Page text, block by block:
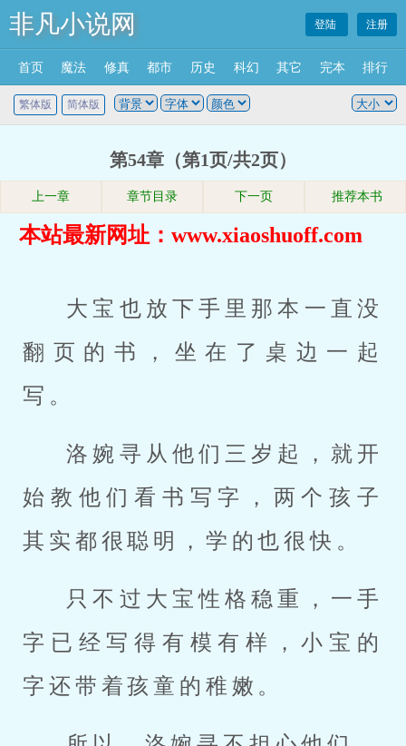
非凡小说网 登陆 注册
首页 魔法 修真 都市 历史 科幻 其它 完本 排行
繁体版 简体版
第54章（第1页/共2页）
上一章 章节目录 下一页 推荐本书
本站最新网址：www.xiaoshuoff.com
大宝也放下手里那本一直没
翻页的书，坐在了桌边一起
写。
洛婉寻从他们三岁起，就开
始教他们看书写字，两个孩子
其实都很聪明，学的也很快。
只不过大宝性格稳重，一手
字已经写得有模有样，小宝的
字还带着孩童的稚嫩。